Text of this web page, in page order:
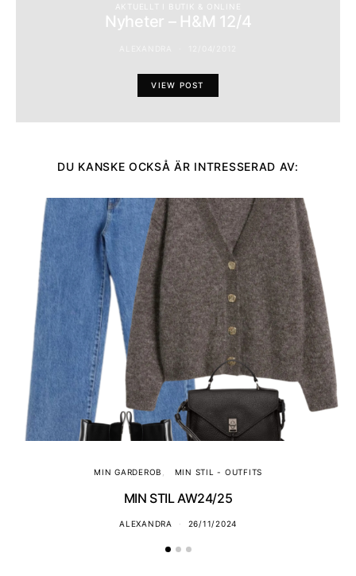
AKTUELLT I BUTIK & ONLINE
Nyheter – H&M 12/4
VIEW POST
DU KANSKE OCKSÅ ÄR INTRESSERAD AV:
MIN GARDEROB MIN STIL - OUTFITS
MIN STIL AW24/25
ALEXANDRA 26/11/2024